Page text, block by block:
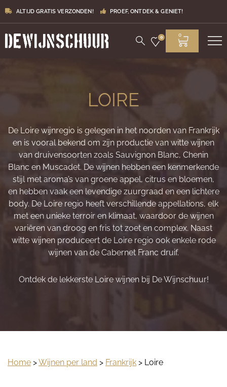
ALTIJD GRATIS VERZONDEN! PROEF, ONTDEK & GENIET!
0 0
LOIRE
De Loire wijnregio is gelegen in het noorden van Frankrijk
en is vooral bekend om zijn productie van witte wijnen
van druivensoorten zoals Sauvignon Blanc, Chenin
Blanc en Muscadet. De wijnen hebben een kenmerkende
stijl met aroma’s van groene appel, citrus en bloemen,
en hebben vaak een levendige zuurgraad en een lichtere
body. De Loire regio heeft verschillende appellations, elk
met een unieke terroir en klimaat, waardoor de wijnen
variëren van droog en fris tot zoet en complex. Naast
witte wijnen produceert de Loire regio ook enkele rode
wijnen van de Cabernet Franc druif.
Ontdek de lekkerste Loire wijnen bij De Wijnschuur!
Home >Wijnen per land > Frankrijk > Loire